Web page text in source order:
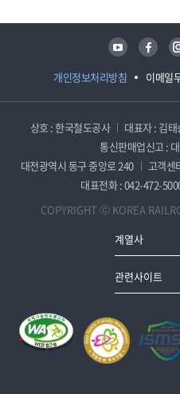
개인정보처리방침 이메일
유튜브 페이스북 인스타그램
상호 : 한국철도공사 대표자 : 김태
통신판매업신고 :
대전광역시 동구 중앙로 240
고객센
대표전화 : 042-472-
COPYRIGHT ⓒ KOREA
계열사
관련사이트